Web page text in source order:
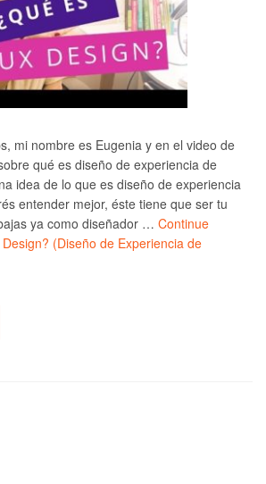
mi nombre es Eugenia y en el video de
qué es diseño de experiencia de
idea de lo que es diseño de experiencia
entender mejor, éste tiene que ser tu
ya como diseñador … Continue
(Diseño de Experiencia de